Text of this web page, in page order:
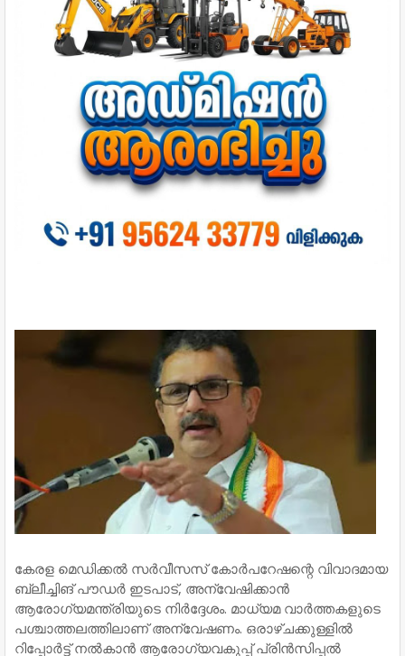
കേരള മെഡിക്കൽ സർവീസസ് കോർപറേഷന്റെ വിവാദമായ
ബ്ലീച്ചിങ് പൗഡർ ഇടപാട്, അന്വേഷിക്കാൻ
ആരോഗ്യമന്ത്രിയുടെ നിർദ്ദേശം. മാധ്യമ വാർത്തകളുടെ
പശ്ചാത്തലത്തിലാണ് അന്വേഷണം. ഒരാഴ്ചക്കുള്ളിൽ
റിപ്പോർട്ട് നൽകാൻ ആരോഗ്യവകുപ്പ് പ്രിൻസിപ്പൽ